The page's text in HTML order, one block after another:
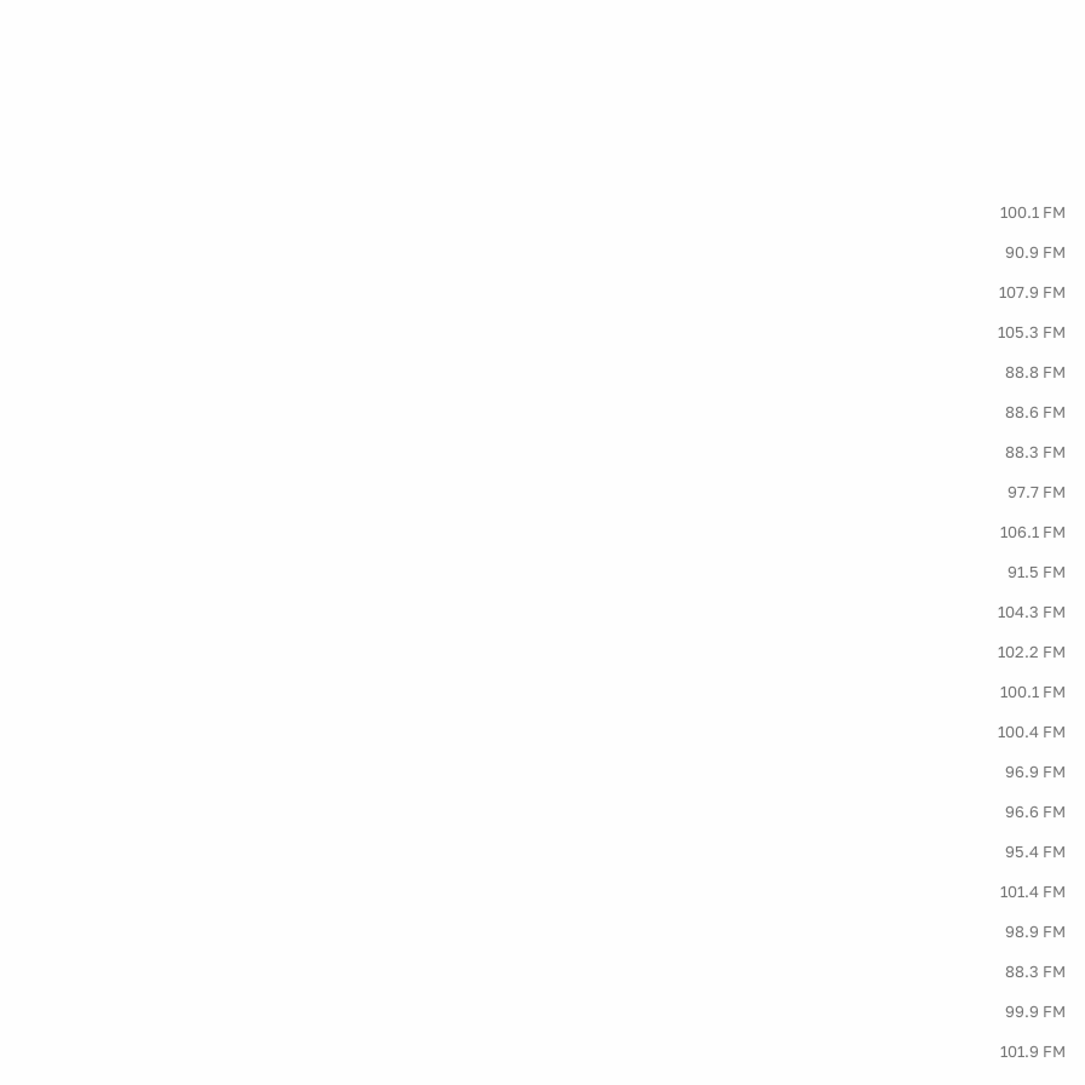
100.1 FM
90.9 FM
107.9 FM
105.3 FM
88.8 FM
88.6 FM
88.3 FM
97.7 FM
106.1 FM
91.5 FM
104.3 FM
102.2 FM
100.1 FM
100.4 FM
96.9 FM
96.6 FM
95.4 FM
101.4 FM
98.9 FM
88.3 FM
99.9 FM
101.9 FM